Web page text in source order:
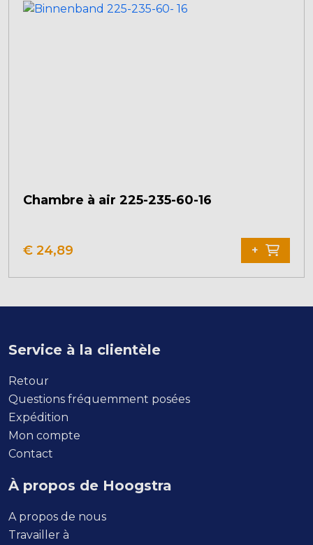
Chambre à air 225-235-60-16
€ 24,89 +
Service à la clientèle
Retour
Questions fréquemment posées
Expédition
Mon compte
Contact
À propos de Hoogstra
A propos de nous
Travailler à